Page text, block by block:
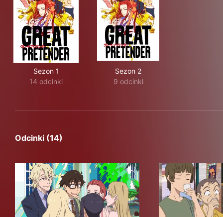
Sezon 1
14 odcinki
Sezon 2
9 odcinki
Odcinki (14)